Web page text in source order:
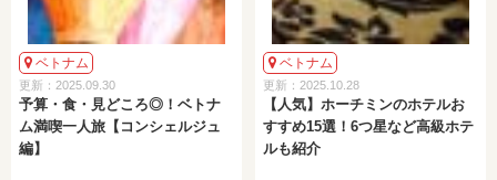
ベトナム
更新：2025.09.30
予算・食・見どころ◎！ベトナ
ム満喫一人旅【コンシェルジュ
編】
ベトナム
更新：2025.10.28
【人気】ホーチミンのホテルお
すすめ15選！6つ星など高級ホテ
ルも紹介